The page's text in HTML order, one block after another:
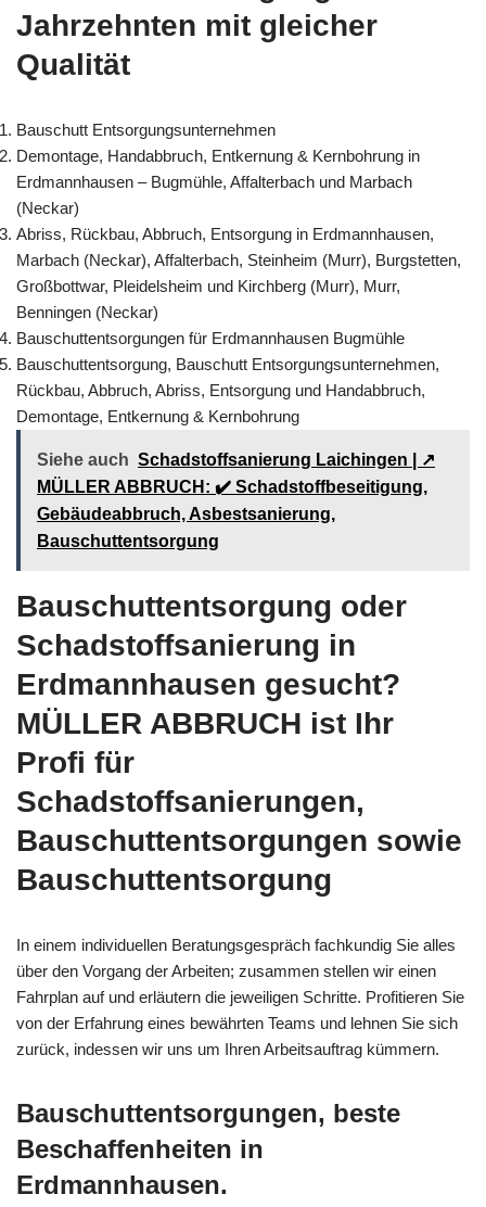
Jahrzehnten mit gleicher
Qualität
Bauschutt Entsorgungsunternehmen
Demontage, Handabbruch, Entkernung & Kernbohrung in
Erdmannhausen – Bugmühle, Affalterbach und Marbach
(Neckar)
Abriss, Rückbau, Abbruch, Entsorgung in Erdmannhausen,
Marbach (Neckar), Affalterbach, Steinheim (Murr), Burgstetten,
Großbottwar, Pleidelsheim und Kirchberg (Murr), Murr,
Benningen (Neckar)
Bauschuttentsorgungen für Erdmannhausen Bugmühle
Bauschuttentsorgung, Bauschutt Entsorgungsunternehmen,
Rückbau, Abbruch, Abriss, Entsorgung und Handabbruch,
Demontage, Entkernung & Kernbohrung
Siehe auch Schadstoffsanierung Laichingen | ↗️
MÜLLER ABBRUCH: ✔️ Schadstoffbeseitigung,
Gebäudeabbruch, Asbestsanierung,
Bauschuttentsorgung
Bauschuttentsorgung oder
Schadstoffsanierung in
Erdmannhausen gesucht?
MÜLLER ABBRUCH ist Ihr
Profi für
Schadstoffsanierungen,
Bauschuttentsorgungen sowie
Bauschuttentsorgung
In einem individuellen Beratungsgespräch fachkundig Sie alles
über den Vorgang der Arbeiten; zusammen stellen wir einen
Fahrplan auf und erläutern die jeweiligen Schritte. Profitieren Sie
von der Erfahrung eines bewährten Teams und lehnen Sie sich
zurück, indessen wir uns um Ihren Arbeitsauftrag kümmern.
Bauschuttentsorgungen, beste
Beschaffenheiten in
Erdmannhausen.